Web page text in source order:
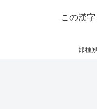
この漢
部種